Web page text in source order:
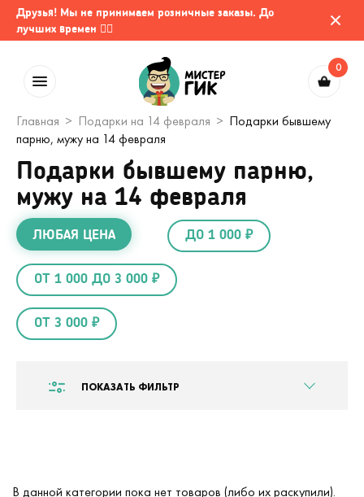
Друзья! Мы не принимаем розничные заказы. До
лучших времен 🤷‍♂️
0
Главная Подарки на 14 февраля
Подарки бывшему
парню, мужу на 14 февраля
Подарки бывшему парню,
мужу на 14 февраля
ЛЮБАЯ ЦЕНА ДО 1 000 ₽
ОТ 1 000 ДО 3 000 ₽
ОТ 3 000 ₽
ПОКАЗАТЬ ФИЛЬТР
В данной категории пока нет товаров (либо их раскупили).